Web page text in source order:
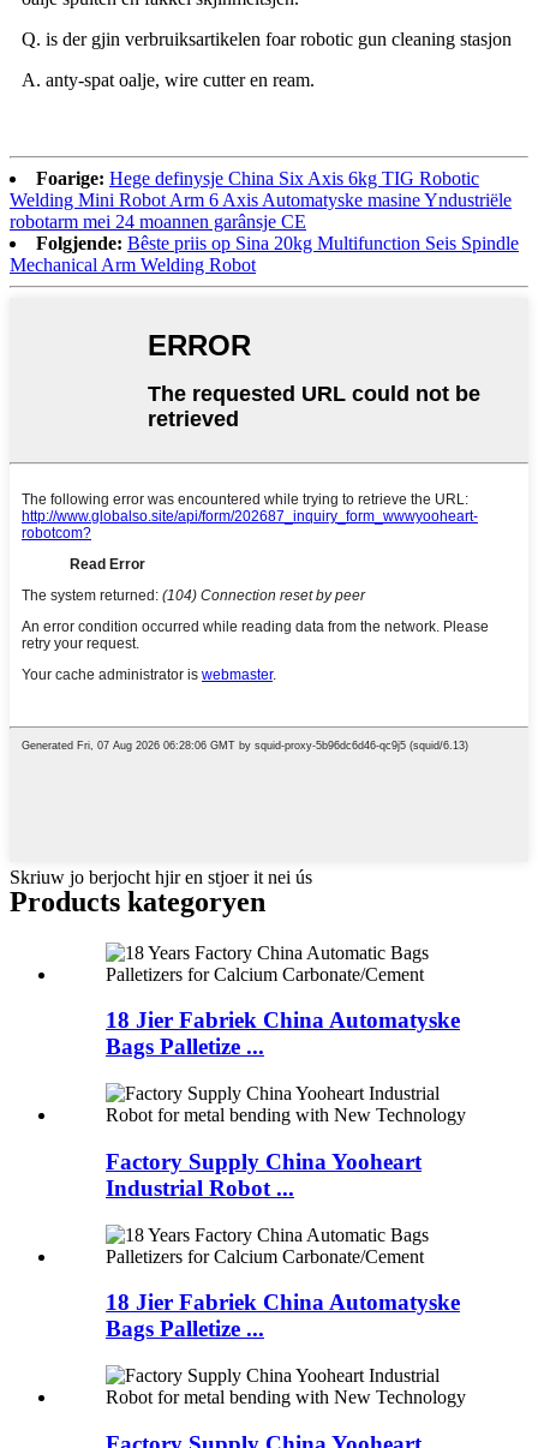
Q. is der gjin verbruiksartikelen foar robotic gun cleaning stasjon
A. anty-spat oalje, wire cutter en ream.
Foarige: Hege definysje China Six Axis 6kg TIG Robotic
Welding Mini Robot Arm 6 Axis Automatyske masine Yndustriële
robotarm mei 24 moannen garânsje CE
Folgjende: Bêste priis op Sina 20kg Multifunction Seis Spindle
Mechanical Arm Welding Robot
Skriuw jo berjocht hjir en stjoer it nei ús
Products kategoryen
18 Jier Fabriek China Automatyske
Bags Palletize ...
Factory Supply China Yooheart
Industrial Robot ...
18 Jier Fabriek China Automatyske
Bags Palletize ...